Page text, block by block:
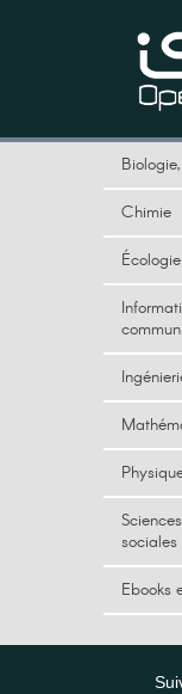
Chimie
sociales
Ebooks